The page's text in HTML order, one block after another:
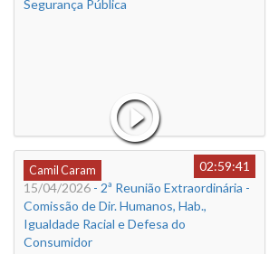
Segurança Pública
Camil Caram
02:59:41
15/04/2026 - 2ª Reunião Extraordinária -
Comissão de Dir. Humanos, Hab.,
Igualdade Racial e Defesa do
Consumidor